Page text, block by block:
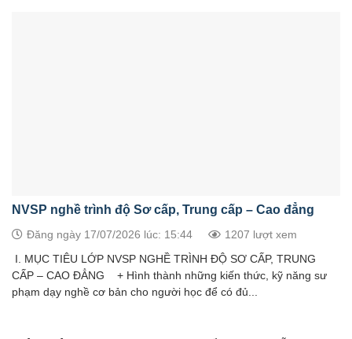
NVSP nghề trình độ Sơ cấp, Trung cấp – Cao đẳng
Đăng ngày 17/07/2026 lúc: 15:44 1207 lượt xem
I. MỤC TIÊU LỚP NVSP NGHỀ TRÌNH ĐỘ SƠ CẤP, TRUNG
CẤP – CAO ĐẲNG + Hình thành những kiến thức, kỹ năng sư
phạm dạy nghề cơ bản cho người học để có đủ...